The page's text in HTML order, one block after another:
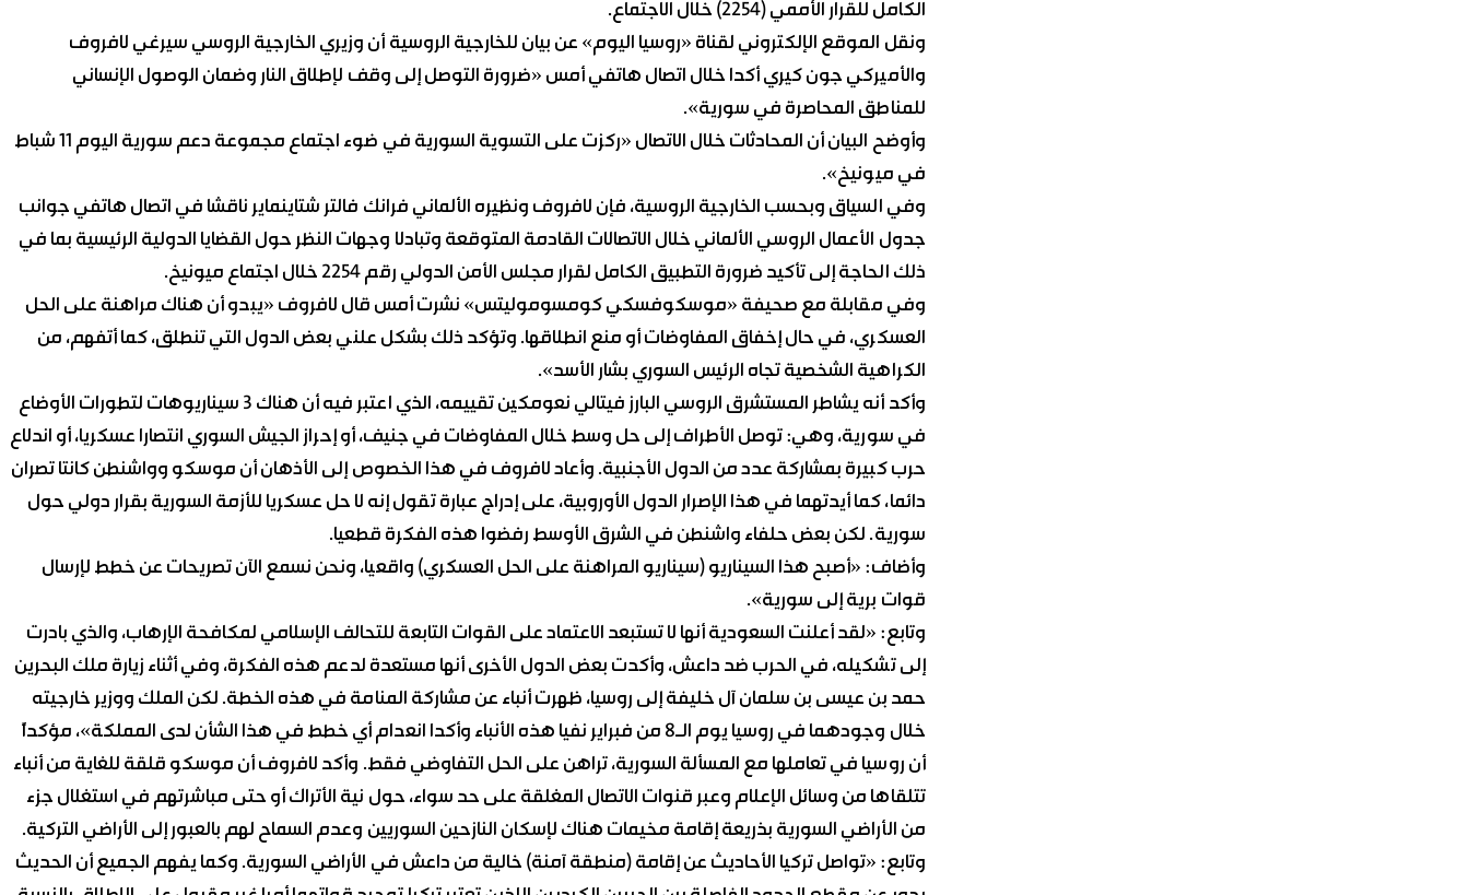
الكامل للقرار الأممي (2254) خلال الاجتماع.
ونقل الموقع الإلكتروني لقناة «روسيا اليوم» عن بيان للخارجية الروسية أن وزيري الخارجية الروسي سيرغي لافروف
والأميركي جون كيري أكدا خلال اتصال هاتفي أمس «ضرورة التوصل إلى وقف لإطلاق النار وضمان الوصول الإنساني
للمناطق المحاصرة في سورية».
وأوضح البيان أن المحادثات خلال الاتصال «ركزت على التسوية السورية في ضوء اجتماع مجموعة دعم سورية اليوم 11 شباط
في ميونيخ».
وفي السياق وبحسب الخارجية الروسية، فإن لافروف ونظيره الألماني فرانك فالتر شتاينماير ناقشا في اتصال هاتفي جوانب
جدول الأعمال الروسي الألماني خلال الاتصالات القادمة المتوقعة وتبادلا وجهات النظر حول القضايا الدولية الرئيسية بما في
ذلك الحاجة إلى تأكيد ضرورة التطبيق الكامل لقرار مجلس الأمن الدولي رقم 2254 خلال اجتماع ميونيخ.
وفي مقابلة مع صحيفة «موسكوفسكي كومسوموليتس» نشرت أمس قال لافروف «يبدو أن هناك مراهنة على الحل
العسكري، في حال إخفاق المفاوضات أو منع انطلاقها. وتؤكد ذلك بشكل علني بعض الدول التي تنطلق، كما أتفهم، من
الكراهية الشخصية تجاه الرئيس السوري بشار الأسد».
وأكد أنه يشاطر المستشرق الروسي البارز فيتالي نعومكين تقييمه، الذي اعتبر فيه أن هناك 3 سيناريوهات لتطورات الأوضاع
في سورية، وهي: توصل الأطراف إلى حل وسط خلال المفاوضات في جنيف، أو إحراز الجيش السوري انتصارا عسكريا، أو اندلاع
حرب كبيرة بمشاركة عدد من الدول الأجنبية. وأعاد لافروف في هذا الخصوص إلى الأذهان أن موسكو وواشنطن كانتا تصران
دائما، كما أيدتهما في هذا الإصرار الدول الأوروبية، على إدراج عبارة تقول إنه لا حل عسكريا للأزمة السورية بقرار دولي حول
سورية. لكن بعض حلفاء واشنطن في الشرق الأوسط رفضوا هذه الفكرة قطعيا.
وأضاف: «أصبح هذا السيناريو (سيناريو المراهنة على الحل العسكري) واقعيا، ونحن نسمع الآن تصريحات عن خطط لإرسال
قوات برية إلى سورية».
وتابع: «لقد أعلنت السعودية أنها لا تستبعد الاعتماد على القوات التابعة للتحالف الإسلامي لمكافحة الإرهاب، والذي بادرت
إلى تشكيله، في الحرب ضد داعش، وأكدت بعض الدول الأخرى أنها مستعدة لدعم هذه الفكرة، وفي أثناء زيارة ملك البحرين
حمد بن عيسى بن سلمان آل خليفة إلى روسيا، ظهرت أنباء عن مشاركة المنامة في هذه الخطة. لكن الملك ووزير خارجيته
خلال وجودهما في روسيا يوم الـ8 من فبراير نفيا هذه الأنباء وأكدا انعدام أي خطط في هذا الشأن لدى المملكة»، مؤكداً
أن روسيا في تعاملها مع المسألة السورية، تراهن على الحل التفاوضي فقط. وأكد لافروف أن موسكو قلقة للغاية من أنباء
تتلقاها من وسائل الإعلام وعبر قنوات الاتصال المغلقة على حد سواء، حول نية الأتراك أو حتى مباشرتهم في استغلال جزء
من الأراضي السورية بذريعة إقامة مخيمات هناك لإسكان النازحين السوريين وعدم السماح لهم بالعبور إلى الأراضي التركية.
وتابع: «تواصل تركيا الأحاديث عن إقامة (منطقة آمنة) خالية من داعش في الأراضي السورية. وكما يفهم الجميع أن الحديث